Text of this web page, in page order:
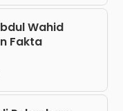
Wahid
Fakta